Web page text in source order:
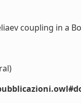
coupling in a